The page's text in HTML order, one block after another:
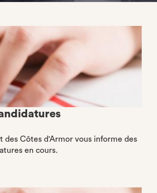
des Côtes d'Armor vous informe des
en cours.